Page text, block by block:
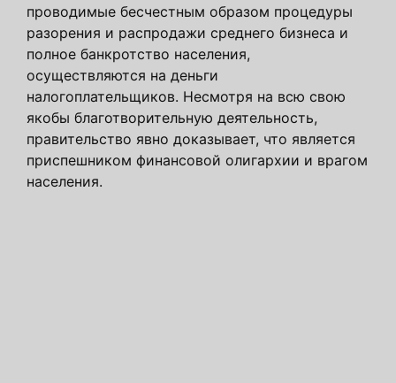
проводимые бесчестным образом процедуры
разорения и распродажи среднего бизнеса и
полное банкротство населения,
осуществляются на деньги
налогоплательщиков. Несмотря на всю свою
якобы благотворительную деятельность,
правительство явно доказывает, что является
приспешником финансовой олигархии и врагом
населения.